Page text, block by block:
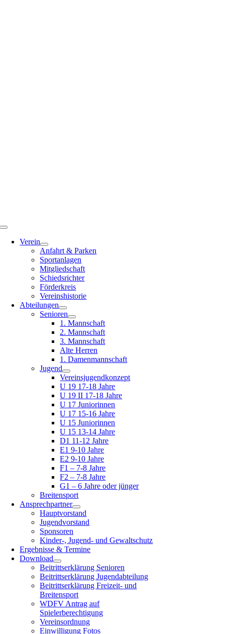
Toggle
NavigationVerein
Anfahrt & Parken
Sportanlagen
Mitgliedschaft
Schiedsrichter
Förderkreis
Vereinshistorie
Abteilungen
Senioren
1. Mannschaft
2. Mannschaft
3. Mannschaft
Alte Herren
1. Damenmannschaft
Jugend
Vereinsjugendkonzept
U 19 17-18 Jahre
U 19 II 17-18 Jahre
U 17 Juniorinnen
U 17 15-16 Jahre
U 15 Juniorinnen
U 15 13-14 Jahre
D1 11-12 Jahre
E1 9-10 Jahre
E2 9-10 Jahre
F1 – 7-8 Jahre
F2 – 7-8 Jahre
G1 – 6 Jahre oder jünger
Breitensport
Ansprechpartner
Hauptvorstand
Jugendvorstand
Sponsoren
Kinder-, Jugend- und Gewaltschutz
Ergebnisse & Termine
Download
Beitrittserklärung Senioren
Beitrittserklärung Jugendabteilung
Beitrittserklärung Freizeit- und
Breitensport
WDFV Antrag auf
Spielerberechtigung
Vereinsordnung
Einwilligung Fotos